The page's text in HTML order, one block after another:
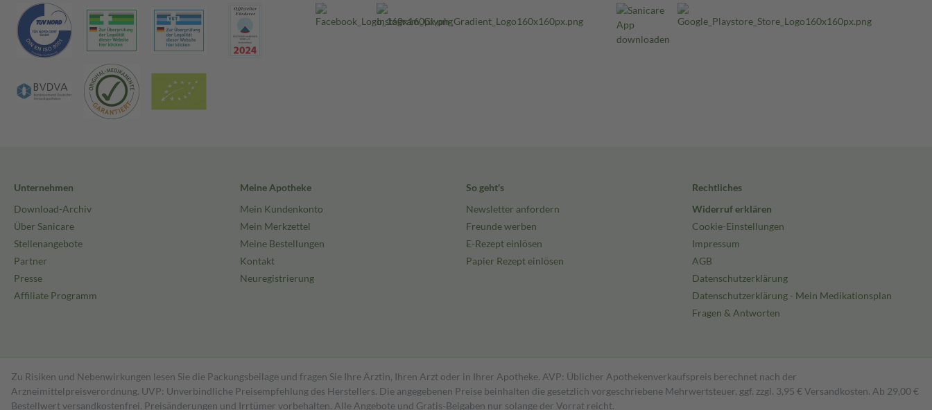
Unternehmen
Download-Archiv
Über Sanicare
Stellenangebote
Partner
Presse
Affiliate Programm
Meine Apotheke
Mein Kundenkonto
Mein Merkzettel
Meine Bestellungen
Kontakt
Neuregistrierung
So geht's
Newsletter anfordern
Freunde werben
E-Rezept einlösen
Papier Rezept einlösen
Rechtliches
Widerruf erklären
Cookie-Einstellungen
Impressum
AGB
Datenschutzerklärung
Datenschutzerklärung - Mein Medikationsplan
Fragen & Antworten
Zu Risiken und Nebenwirkungen lesen Sie die Packungsbeilage und fragen Sie Ihre Ärztin, Ihren Arzt oder in Ihrer Apotheke. AVP: Üblicher Apothekenverkaufspreis berechnet nach der
Arzneimittelpreisverordnung. UVP: Unverbindliche Preisempfehlung des Herstellers. Die angegebenen Preise beinhalten die gesetzlich vorgeschriebene Mehrwertsteuer, ggf. zzgl. 3,95 € Versandkosten. Ab 29,00 €
Bestell­wert versand­kosten­frei. Preisänderungen und Irrtümer vorbehalten. Alle Angebote und Gratis-Beigaben nur solange der Vorrat reicht.